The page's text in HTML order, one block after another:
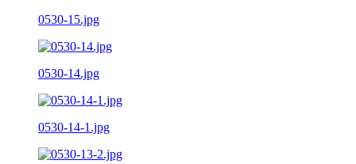
0530-15.jpg
0530-14.jpg
0530-14-1.jpg